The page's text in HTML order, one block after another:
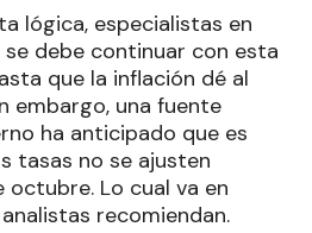
lógica, especialistas en
debe continuar con esta
que la inflación dé al
embargo, una fuente
ha anticipado que es
tasas no se ajusten
Lo cual va en
recomiendan.